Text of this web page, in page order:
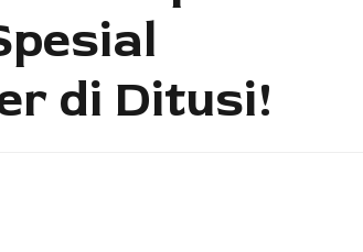
di Ditusi!